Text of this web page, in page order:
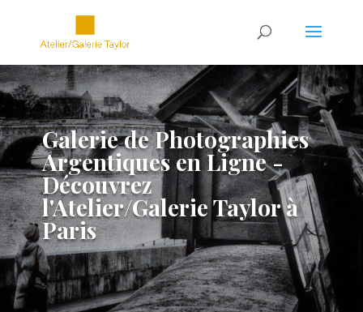
Galerie de Photographies
Argentiques en Ligne -
Découvrez
l'Atelier/Galerie Taylor à
Paris